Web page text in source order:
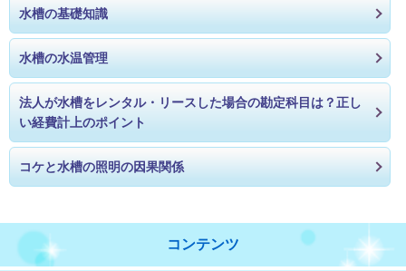
水槽の基礎知識
水槽の水温管理
法人が水槽をレンタル・リースした場合の勘定科目は？正し
い経費計上のポイント
コケと水槽の照明の因果関係
コンテンツ